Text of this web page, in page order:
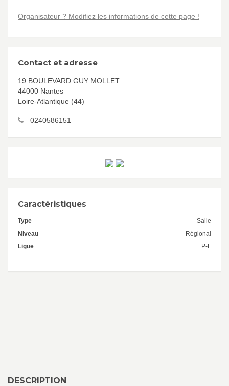
Organisateur ? Modifiez les informations de cette page !
Contact et adresse
19 BOULEVARD GUY MOLLET
44000 Nantes
Loire-Atlantique (44)
0240586151
Caractéristiques
Type
Salle
Niveau
Régional
Ligue
P-L
DESCRIPTION